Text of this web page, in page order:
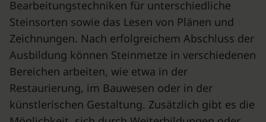
Bearbeitungstechniken für unterschiedliche
Steinsorten sowie das Lesen von Plänen und
Zeichnungen. Nach erfolgreichem Abschluss der
Ausbildung können Steinmetze in verschiedenen
Bereichen arbeiten, wie etwa in der
Restaurierung, im Bauwesen oder in der
künstlerischen Gestaltung. Zusätzlich gibt es die